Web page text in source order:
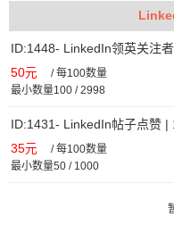
ID:1448- LinkedIn领英关注
50元 /每100数量
最小数量100 / 2998
ID:1431- LinkedIn帖子点赞 |
35元 /每100数量
最小数量50 / 1000